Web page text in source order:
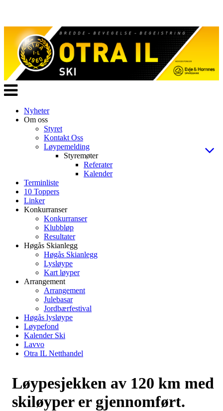
Veksle
navigasjon
Nyheter
Om oss
Styret
Kontakt Oss
Løypemelding
Styremøter
Referater
Kalender
Terminliste
10 Toppers
Linker
Konkurranser
Konkurranser
Klubbløp
Resultater
Høgås Skianlegg
Høgås Skianlegg
Lysløype
Kart løyper
Arrangement
Arrangement
Julebasar
Jordbærfestival
Høgås lysløype
Løypefond
Kalender Ski
Lavvo
Otra IL Netthandel
Løypesjekken av 120 km med
skiløyper er gjennomført.